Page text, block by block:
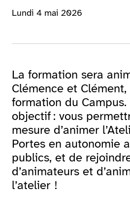
Lundi 4 mai 2026
La formation sera
Clémence et Clément,
formation du Campus.
objectif : vous
mesure d’animer
Portes en autonomie
publics, et de
d’animateurs et
l’atelier !